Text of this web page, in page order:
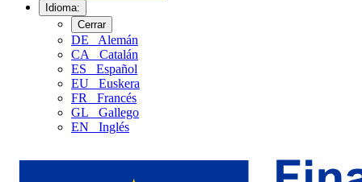
Idioma:
Cerrar
DE
Alemán
CA
Catalán
ES
Español
EU
Euskera
FR
Francés
GL
Gallego
EN
Inglés